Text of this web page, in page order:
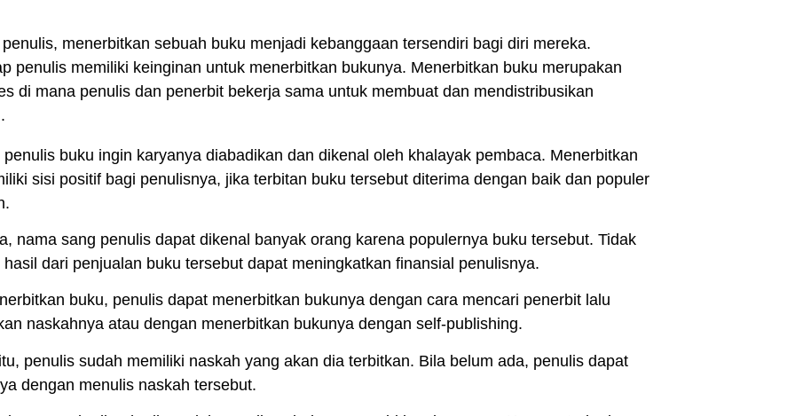
menerbitkan sebuah buku menjadi kebanggaan tersendiri bagi diri mereka.
penulis memiliki keinginan untuk menerbitkan bukunya. Menerbitkan buku merupakan
di mana penulis dan penerbit bekerja sama untuk membuat dan mendistribusikan
buku ingin karyanya diabadikan dan dikenal oleh khalayak pembaca. Menerbitkan
sisi positif bagi penulisnya, jika terbitan buku tersebut diterima dengan baik dan populer
nama sang penulis dapat dikenal banyak orang karena populernya buku tersebut. Tidak
dari penjualan buku tersebut dapat meningkatkan finansial penulisnya.
buku, penulis dapat menerbitkan bukunya dengan cara mencari penerbit lalu
naskahnya atau dengan menerbitkan bukunya dengan self-publishing.
penulis sudah memiliki naskah yang akan dia terbitkan. Bila belum ada, penulis dapat
dengan menulis naskah tersebut.